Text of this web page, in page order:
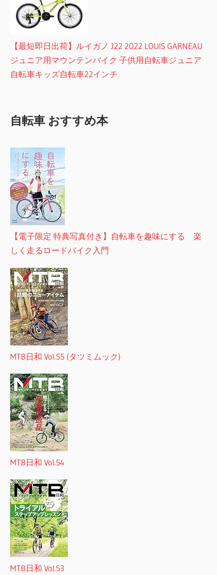
【最短即日出荷】ルイガノ J22 2022 LOUIS GARNEAU
ジュニア用マウンテンバイク 子供用自転車ジュニア
自転車キッズ自転車22インチ
自転車 おすすめ本
【電子限定 特典写真付き】自転車を趣味にする 楽
しく走るロードバイク入門
MTB日和 Vol.55 (タツミムック)
MTB日和 Vol.54
MTB日和 Vol.53